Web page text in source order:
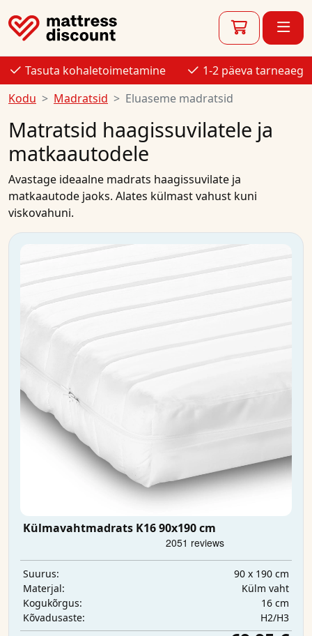
Tasuta kohaletoimetamine
1-2 päeva tarneaeg
Kodu
Madratsid Eluaseme madratsid
Matratsid haagissuvilatele ja
matkaautodele
Avastage ideaalne madrats haagissuvilate ja
matkaautode jaoks. Alates külmast vahust kuni
viskovahuni.
Külmavahtmadrats K16 90x190 cm
Suurus:
90 x 190 cm
Materjal:
Külm vaht
Kogukõrgus:
16 cm
Kõvadusaste:
H2/H3